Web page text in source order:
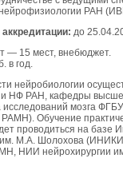
нейрофизиологии РАН
до
— 15 мест, внебюджет.
в год.
нейробиологии
НФ РАН, кафедры
мозга
Обучение
проводиться на базе
М.А. Шолохова
нейрохирургии им.